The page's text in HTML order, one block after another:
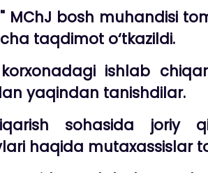
MChJ bosh muhandisi
taqdimot o‘tkazildi.
ishlab
yaqindan tanishdilar.
sohasida joriy
haqida mutaxassislar